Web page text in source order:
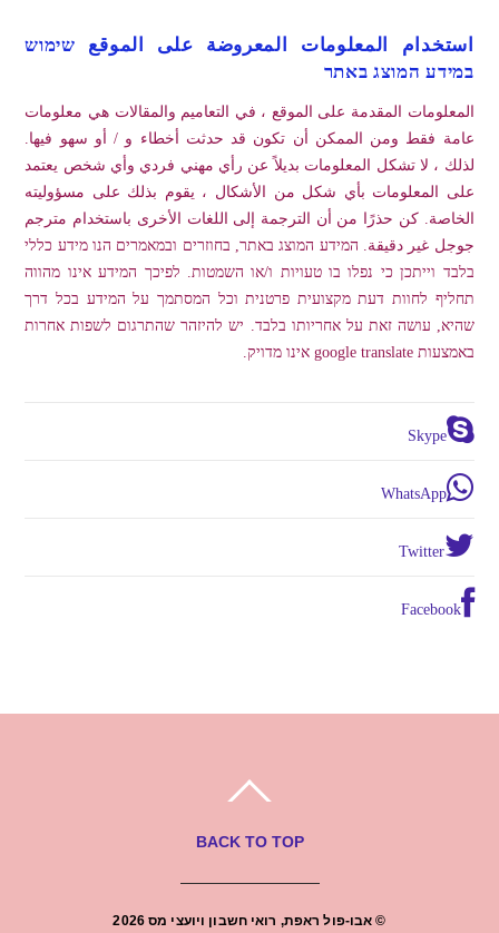
استخدام المعلومات المعروضة على الموقع שימוש
במידע המוצג באתר
المعلومات المقدمة على الموقع ، في التعاميم والمقالات هي معلومات
عامة فقط ومن الممكن أن تكون قد حدثت أخطاء و / أو سهو فيها.
لذلك ، لا تشكل المعلومات بديلاً عن رأي مهني فردي وأي شخص يعتمد
على المعلومات بأي شكل من الأشكال ، يقوم بذلك على مسؤوليته
الخاصة. كن حذرًا من أن الترجمة إلى اللغات الأخرى باستخدام مترجم
جوجل غير دقيقة. המידע המוצג באתר, בחוזרים ובמאמרים הנו מידע כללי
בלבד וייתכן כי נפלו בו טעויות ו/או השמטות. לפיכך המידע אינו מהווה
תחליף לחוות דעת מקצועית פרטנית וכל המסתמך על המידע בכל דרך
שהיא, עושה זאת על אחריותו בלבד. יש להיזהר שהתרגום לשפות אחרות
באמצעות google translate אינו מדויק.
Skype
WhatsApp
Twitter
Facebook
BACK TO TOP
© אבו-פול ראפת, רואי חשבון ויועצי מס2026